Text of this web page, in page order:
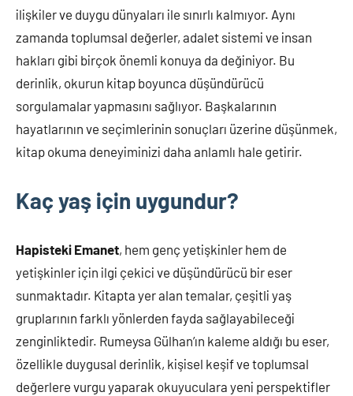
ilişkiler ve duygu dünyaları ile sınırlı kalmıyor. Aynı
zamanda toplumsal değerler, adalet sistemi ve insan
hakları gibi birçok önemli konuya da değiniyor. Bu
derinlik, okurun kitap boyunca düşündürücü
sorgulamalar yapmasını sağlıyor. Başkalarının
hayatlarının ve seçimlerinin sonuçları üzerine düşünmek,
kitap okuma deneyiminizi daha anlamlı hale getirir.
Kaç yaş için uygundur?
Hapisteki Emanet, hem genç yetişkinler hem de
yetişkinler için ilgi çekici ve düşündürücü bir eser
sunmaktadır. Kitapta yer alan temalar, çeşitli yaş
gruplarının farklı yönlerden fayda sağlayabileceği
zenginliktedir. Rumeysa Gülhan’ın kaleme aldığı bu eser,
özellikle duygusal derinlik, kişisel keşif ve toplumsal
değerlere vurgu yaparak okuyuculara yeni perspektifler